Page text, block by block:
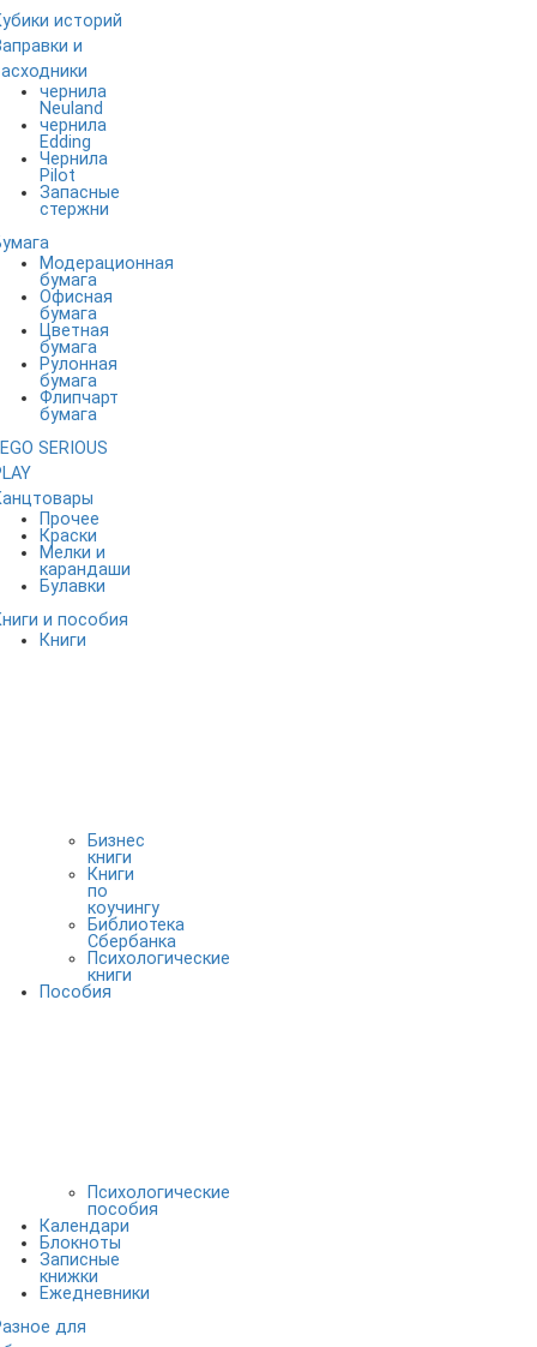
историй
и
чернила
Neuland
чернила
Edding
Чернила
Pilot
Запасные
стержни
Модерационная
бумага
Офисная
бумага
Цветная
бумага
Рулонная
бумага
Флипчарт
бумага
SERIOUS
Прочее
Краски
Мелки и
карандаши
Булавки
и пособия
Книги
Бизнес
книги
Книги
по
коучингу
Библиотека
Сбербанка
Психологические
книги
Пособия
Психологические
пособия
Календари
Блокноты
Записные
книжки
Ежедневники
для